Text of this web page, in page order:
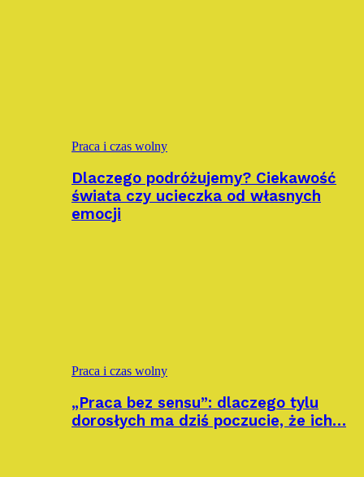
Praca i czas wolny
Dlaczego podróżujemy? Ciekawość
świata czy ucieczka od własnych
emocji
Praca i czas wolny
„Praca bez sensu”: dlaczego tylu
dorosłych ma dziś poczucie, że ich…